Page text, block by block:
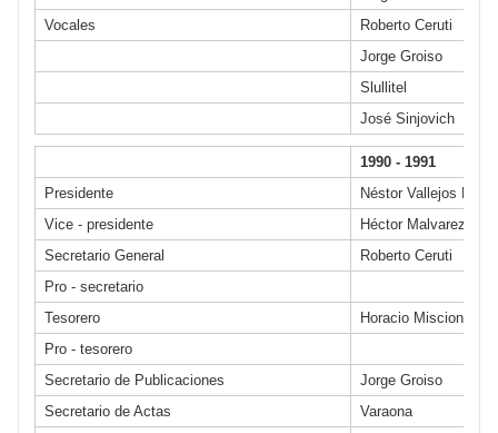
Vocales
Roberto Ceruti
Jorge Groiso
Slullitel
José Sinjovich
1990 - 1991
Presidente
Néstor Vallejos
Vice - presidente
Héctor Malvarez
Secretario General
Roberto Ceruti
Pro - secretario
Tesorero
Horacio Miscione
Pro - tesorero
Secretario de Publicaciones
Jorge Groiso
Secretario de Actas
Varaona